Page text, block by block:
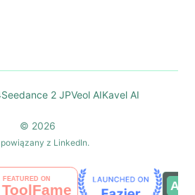
Seedance 2 JPVeol AIKavel AI
© 2026
z LinkedIn.